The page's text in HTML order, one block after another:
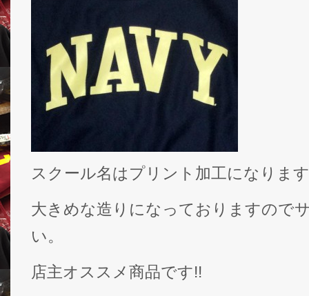
スクール名はプリント加工になりま
大きめな造りになっておりますので
い。
店主オススメ商品です!!